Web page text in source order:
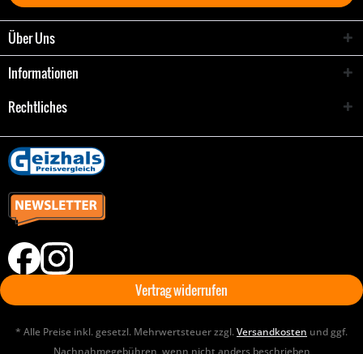
Über Uns
Informationen
Rechtliches
Vertrag widerrufen
* Alle Preise inkl. gesetzl. Mehrwertsteuer zzgl.Versandkosten und ggf.